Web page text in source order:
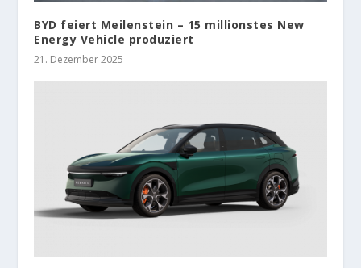
BYD feiert Meilenstein – 15 millionstes New
Energy Vehicle produziert
21. Dezember 2025